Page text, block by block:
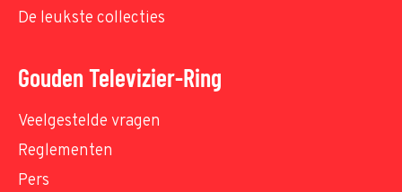
De leukste collecties
Gouden Televizier-Ring
Veelgestelde vragen
Reglementen
Pers